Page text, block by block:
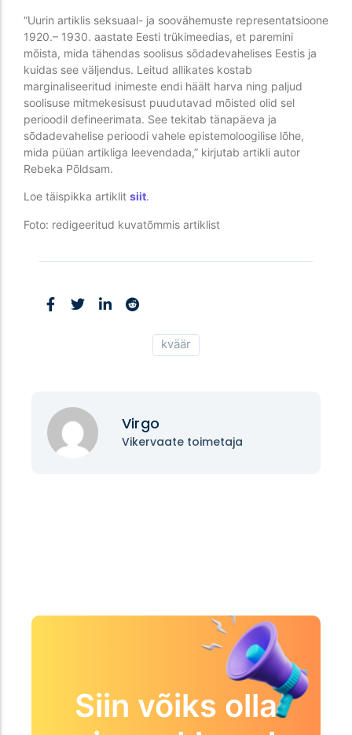
“Uurin artiklis seksuaal- ja soovähemuste representatsioone
1920.– 1930. aastate Eesti trükimeedias, et paremini
mõista, mida tähendas soolisus sõdadevahelises Eestis ja
kuidas see väljendus. Leitud allikates kostab
marginaliseeritud inimeste endi häält harva ning paljud
soolisuse mitmekesisust puudutavad mõisted olid sel
perioodil defineerimata. See tekitab tänapäeva ja
sõdadevahelise perioodi vahele epistemoloogilise lõhe,
mida püüan artikliga leevendada,” kirjutab artikli autor
Rebeka Põldsam.
Loe täispikka artiklit siit.
Foto: redigeeritud kuvatõmmis artiklist
kväär
Virgo
Vikervaate toimetaja
Siin võiks olla